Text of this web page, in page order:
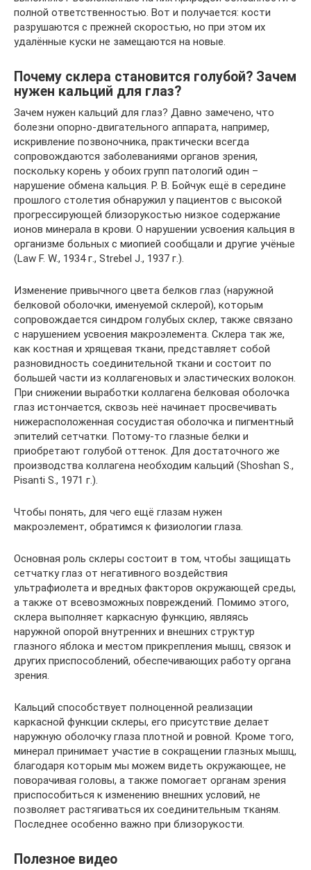
полной ответственностью. Вот и получается: кости
разрушаются с прежней скоростью, но при этом их
удалённые куски не замещаются на новые.
Почему склера становится голубой? Зачем
нужен кальций для глаз?
Зачем нужен кальций для глаз? Давно замечено, что
болезни опорно-двигательного аппарата, например,
искривление позвоночника, практически всегда
сопровождаются заболеваниями органов зрения,
поскольку корень у обоих групп патологий один –
нарушение обмена кальция. Р. В. Бойчук ещё в середине
прошлого столетия обнаружил у пациентов с высокой
прогрессирующей близорукостью низкое содержание
ионов минерала в крови. О нарушении усвоения кальция в
организме больных с миопией сообщали и другие учёные
(Law F. W., 1934 г., Strebel J., 1937 г.).
Изменение привычного цвета белков глаз (наружной
белковой оболочки, именуемой склерой), которым
сопровождается синдром голубых склер, также связано
с нарушением усвоения макроэлемента. Склера так же,
как костная и хрящевая ткани, представляет собой
разновидность соединительной ткани и состоит по
большей части из коллагеновых и эластических волокон.
При снижении выработки коллагена белковая оболочка
глаз истончается, сквозь неё начинает просвечивать
нижерасположенная сосудистая оболочка и пигментный
эпителий сетчатки. Потому-то глазные белки и
приобретают голубой оттенок. Для достаточного же
производства коллагена необходим кальций (Shoshan S.,
Pisanti S., 1971 г.).
Чтобы понять, для чего ещё глазам нужен
макроэлемент, обратимся к физиологии глаза.
Основная роль склеры состоит в том, чтобы защищать
сетчатку глаз от негативного воздействия
ультрафиолета и вредных факторов окружающей среды,
а также от всевозможных повреждений. Помимо этого,
склера выполняет каркасную функцию, являясь
наружной опорой внутренних и внешних структур
глазного яблока и местом прикрепления мышц, связок и
других приспособлений, обеспечивающих работу органа
зрения.
Кальций способствует полноценной реализации
каркасной функции склеры, его присутствие делает
наружную оболочку глаза плотной и ровной. Кроме того,
минерал принимает участие в сокращении глазных мышц,
благодаря которым мы можем видеть окружающее, не
поворачивая головы, а также помогает органам зрения
приспособиться к изменению внешних условий, не
позволяет растягиваться их соединительным тканям.
Последнее особенно важно при близорукости.
Полезное видео